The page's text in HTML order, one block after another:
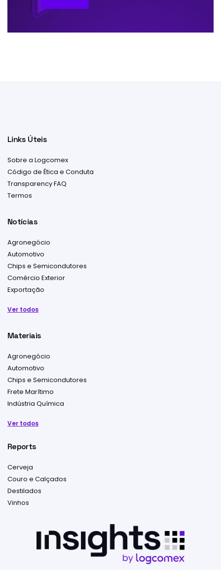
Links Úteis
Sobre a Logcomex
Código de Ética e Conduta
Transparency FAQ
Termos
Notícias
Agronegócio
Automotivo
Chips e Semicondutores
Comércio Exterior
Exportação
Ver todos
Materiais
Agronegócio
Automotivo
Chips e Semicondutores
Frete Marítimo
Indústria Química
Ver todos
Reports
Cerveja
Couro e Calçados
Destilados
Vinhos